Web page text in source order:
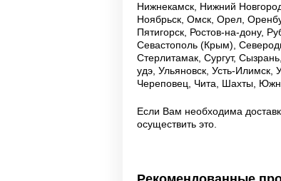
Нижнекамск, Нижний
Ноябрьск, Омск, Орел,
Пятигорск, Ростов-на-дону,
Севастополь (Крым),
Стерлитамак, Сургут,
удэ, Ульяновск, Усть-
Череповец, Чита, Шахты,
Если Вам необходима
осуществить это.